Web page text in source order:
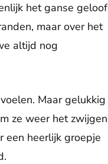
het ganse geloof
maar over het
altijd nog
Maar gelukkig
ze weer het zwijgen
een heerlijk groepje